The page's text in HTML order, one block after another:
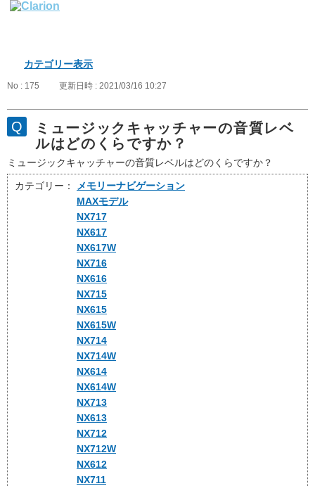
カテゴリー表示
No : 175 更新日時 : 2021/03/16 10:27
ミュージックキャッチャーの音質レベ
ルはどのくらですか？
ミュージックキャッチャーの音質レベルはどのくらですか？
カテゴリー：
メモリーナビゲーション
MAXモデル
NX717
NX617
NX617W
NX716
NX616
NX715
NX615
NX615W
NX714
NX714W
NX614
NX614W
NX713
NX613
NX712
NX712W
NX612
NX711